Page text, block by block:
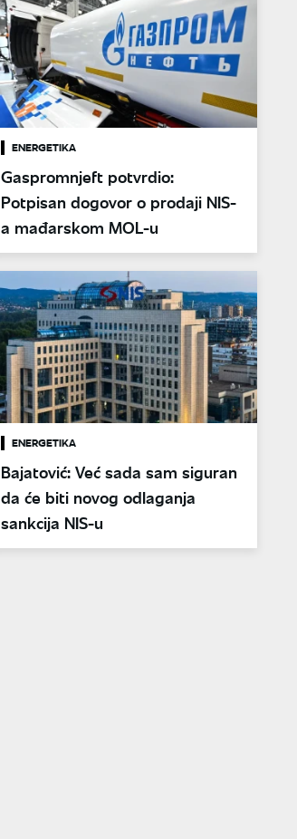
ENERGETIKA
Gaspromnjeft potvrdio:
Potpisan dogovor o prodaji NIS-
a mađarskom MOL-u
ENERGETIKA
Bajatović: Već sada sam siguran
da će biti novog odlaganja
sankcija NIS-u